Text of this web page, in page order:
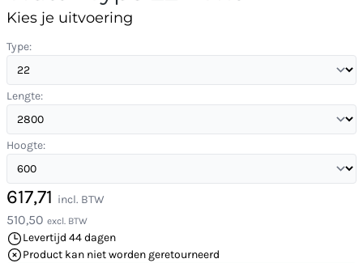
Kies je uitvoering
Type:
Lengte:
Hoogte:
617,71 incl. BTW
510,50 excl. BTW
Levertijd 44 dagen
Product kan niet worden geretourneerd